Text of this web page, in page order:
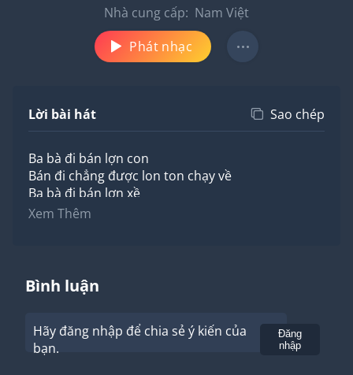
Nhà cung cấp: Nam Việt
Phát nhạc
Lời bài hát Sao chép
Ba bà đi bán lợn con
Bán đi chẳng được lon ton chạy về
Ba bà đi bán lợn xề
Bán đi chẳng được chạy về lon ton.
Chúng đi cùng mẹ chọc hoài đàn heo.
Xem Thêm
Bình luận
Hãy đăng nhập để chia sẻ ý kiến của
bạn.
Đăng
nhập